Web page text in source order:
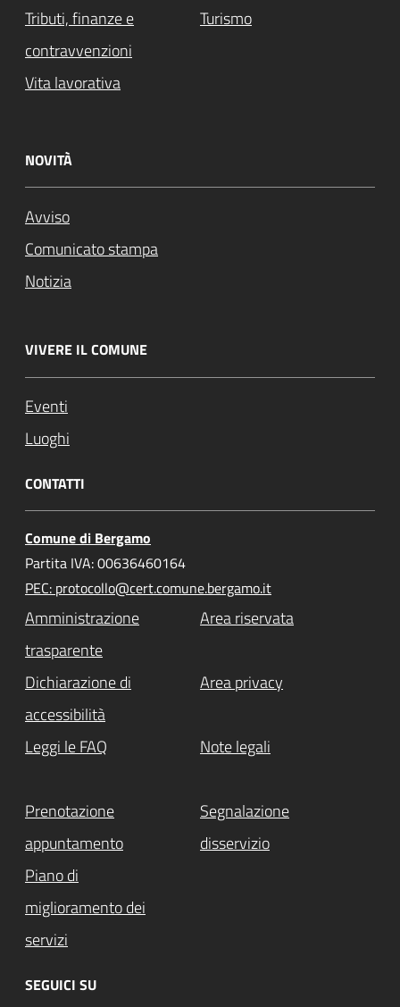
Tributi, finanze e
contravvenzioni
Turismo
Vita lavorativa
NOVITÀ
Avviso
Comunicato stampa
Notizia
VIVERE IL COMUNE
Eventi
Luoghi
CONTATTI
Comune di Bergamo
Partita IVA: 00636460164
PEC: protocollo@cert.comune.bergamo.it
Amministrazione
trasparente
Area riservata
Dichiarazione di
accessibilità
Area privacy
Leggi le FAQ Note legali
Prenotazione
appuntamento
Segnalazione
disservizio
Piano di
miglioramento dei
servizi
SEGUICI SU